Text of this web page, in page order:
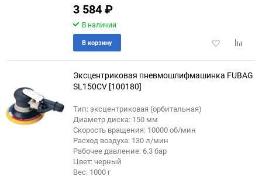
3 584₽
В наличии
Добавить
В корзину
Эксцентриковая пневмошлифмашинка FUBAG
SL150CV [100180]
Тип: эксцентриковая (орбитальная)
Диаметр диска: 150 мм
Скорость вращения: 10000 об/мин
Расход воздуха: 130 л/мин
Рабочее давление: 6.3 бар
Цвет: черный
Вес: 1000 г